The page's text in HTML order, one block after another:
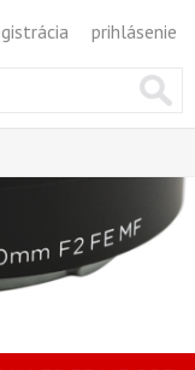
prihlásenie